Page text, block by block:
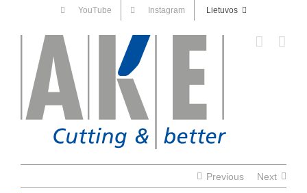
content
YouTube Instagram Lietuvos
Previous Next